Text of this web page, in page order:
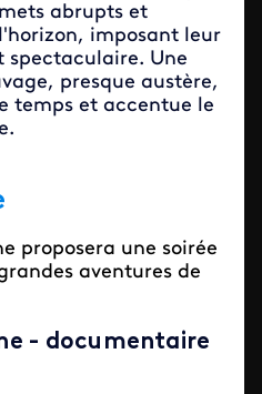
abrupts et
imposant leur
spectaculaire. Une
presque austère,
temps et accentue le
proposera une soirée
aventures de
- documentaire